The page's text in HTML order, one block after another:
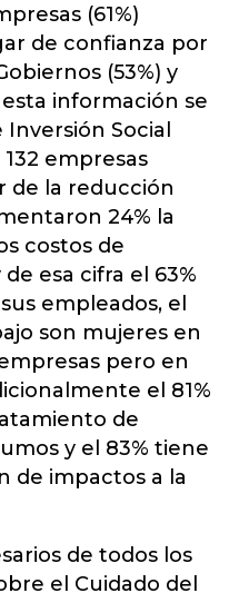
(61%)
de confianza por
(53%) y
esta información se
Social
132 empresas
de la reducción
24% la
costos de
esa cifra el 63%
empleados, el
son mujeres en
pero en
el 81%
de
y el 83% tiene
de impactos a la
de todos los
el Cuidado del